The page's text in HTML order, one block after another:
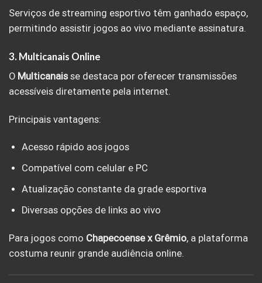
Serviços de streaming esportivo têm ganhado espaço,
permitindo assistir jogos ao vivo mediante assinatura.
3. Multicanais Online
O Multicanaisse destaca por oferecer transmissões
acessíveis diretamente pela internet.
Principais vantagens:
Acesso rápido aos jogos
Compatível com celular e PC
Atualização constante da grade esportiva
Diversas opções de links ao vivo
Para jogos como Chapecoense x Grêmio, a plataforma
costuma reunir grande audiência online.